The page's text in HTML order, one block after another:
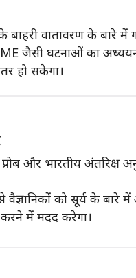
बाहरी वातावरण के बारे
जैसी घटनाओं का अध्ययन
हो सकेगा।
और भारतीय अंतरिक्ष
को सूर्य के बारे
में मदद करेगा।